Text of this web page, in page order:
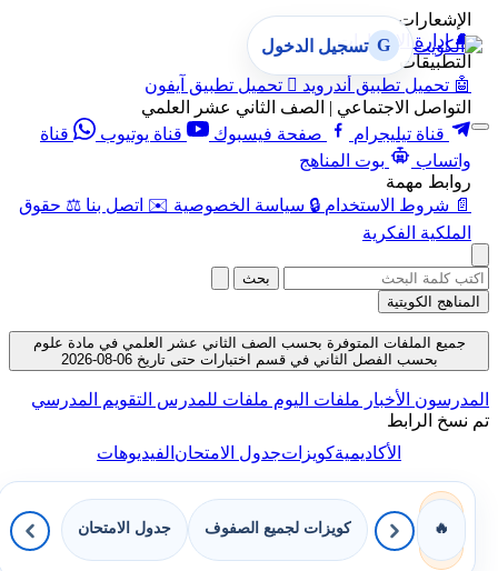
الإشعارات
🔔 إدارة الإشعارات
التطبيقات
🤖 تحميل تطبيق أندرويد  تحميل تطبيق آيفون
التواصل الاجتماعي | الصف الثاني عشر العلمي
قناة تيليجرام
صفحة فيسبوك قناة يوتيوب
قناة
واتساب
بوت المناهج
روابط مهمة
📄 شروط الاستخدام 🔒 سياسة الخصوصية ✉️ اتصل بنا ⚖️ حقوق
الملكية الفكرية
G تسجيل الدخول
بحث
المناهج الكويتية
جميع الملفات المتوفرة بحسب الصف الثاني عشر العلمي في مادة علوم
بحسب الفصل الثاني في قسم اختبارات حتى تاريخ 06-08-2026
المدرسون الأخبار ملفات اليوم ملفات للمدرس التقويم المدرسي
تم نسخ الرابط
الأكاديميةكويزاتجدول الامتحانالفيديوهات
🔥 كويزات لجميع الصفوف جدول الامتحان